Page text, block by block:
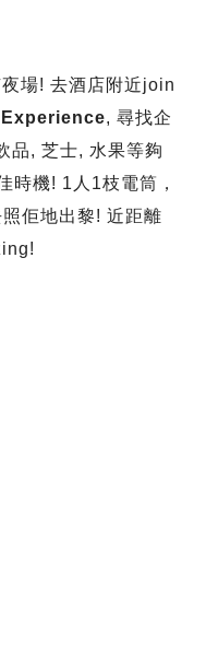
場! 去酒店附近join
, 尋找企
品, 芝士, 水果等夠
時機! 1人1枝電筒，
佢地出黎! 近距離